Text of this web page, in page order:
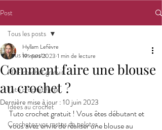
Post
Tous les posts
PDF crochet gratuit
Tuto crochet facile
Idées au crochet
Crochetez vos restes de pelotes
Tous les posts
Comment faire une blouse
au crochet ?
Hyllam Lefèvre
19 mars 2023 1 min de lecture
Dernière mise à jour : 10 juin 2023
Tuto crochet gratuit ! Vous êtes débutant et
vous avez envie de réaliser une blouse au